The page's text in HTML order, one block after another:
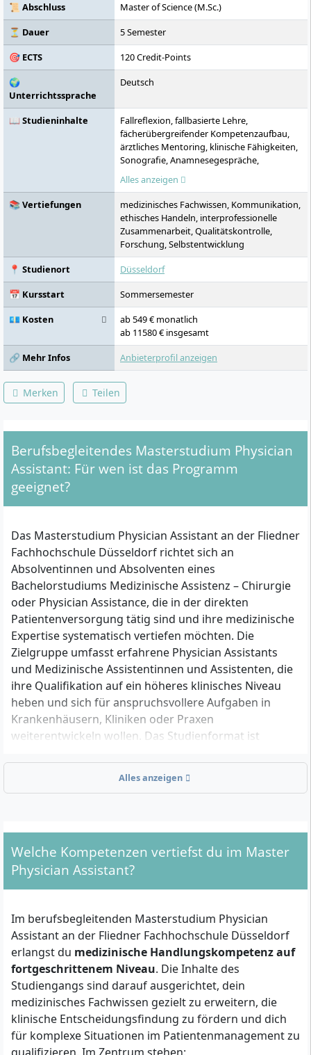
📜 Abschluss
Master of Science (M.Sc.)
⏳ Dauer
5 Semester
🎯 ECTS
120 Credit-Points
🌍
Unterrichtssprache
Deutsch
📖 Studieninhalte
Fallreflexion, fallbasierte Lehre,
fächerübergreifender Kompetenzaufbau,
ärztliches Mentoring, klinische Fähigkeiten,
Sonografie, Anamnesegespräche,
Teamkommunikation, Notfallsimulationen
Alles anzeigen
📚 Vertiefungen
medizinisches Fachwissen, Kommunikation,
ethisches Handeln, interprofessionelle
Zusammenarbeit, Qualitätskontrolle,
Forschung, Selbstentwicklung
📍 Studienort
Düsseldorf
📅 Kursstart
Sommersemester
💶 Kosten
ab 549 € monatlich
ab 11580 € insgesamt
🔗 Mehr Infos
Anbieterprofil anzeigen
Merken Teilen
Berufsbegleitendes Masterstudium Physician
Assistant: Für wen ist das Programm
geeignet?
Das Masterstudium Physician Assistant an der Fliedner
Fachhochschule Düsseldorf richtet sich an
Absolventinnen und Absolventen eines
Bachelorstudiums Medizinische Assistenz – Chirurgie
oder Physician Assistance, die in der direkten
Patientenversorgung tätig sind und ihre medizinische
Expertise systematisch vertiefen möchten. Die
Zielgruppe umfasst erfahrene Physician Assistants
und Medizinische Assistentinnen und Assistenten, die
ihre Qualifikation auf ein höheres klinisches Niveau
heben und sich für anspruchsvollere Aufgaben in
Krankenhäusern, Kliniken oder Praxen
weiterentwickeln wollen. Das Studienformat ist
eine akademische Weiterbildung in Teilzeit suchen.
Welche formalen Kriterien musst du erfüllen?
Für die Zulassung zum Masterstudium Physician
Assistant benötigst du:
Diplom) in Medizinische Assistenz – Chirurgie oder
Physician Assistance mit mindestens 180 ECTS und
einer Abschlussnote von 2,5 oder besser
Mindestens einjährige Berufserfahrung
direkten Patientenversorgung
Aktuelles Arbeitsverhältnis mit einer
medizinischen Einrichtung, zum Beispiel
Krankenhaus, Klinikum oder ärztliche Praxis
Alles anzeigen
Welche Kompetenzen vertiefst du im Master
Physician Assistant?
Im berufsbegleitenden Masterstudium Physician
Assistant an der Fliedner Fachhochschule Düsseldorf
erlangst du medizinische Handlungskompetenz auf
fortgeschrittenem Niveau. Die Inhalte des
Studiengangs sind darauf ausgerichtet, dein
medizinisches Fachwissen gezielt zu erweitern, die
klinische Entscheidungsfindung zu fördern und dich
für komplexe Situationen im Patientenmanagement zu